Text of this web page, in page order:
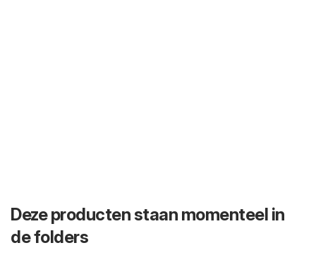
Deze producten staan momenteel in
de folders